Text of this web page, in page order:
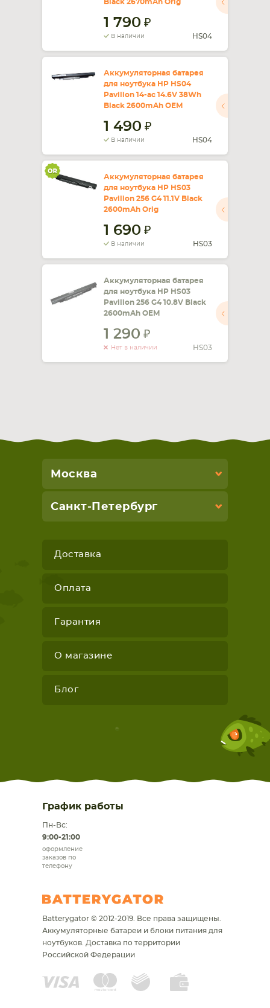
КОМПЛЕКТУЮЩИЕ
Black 2670mAh Orig
1 790
В наличии HS04
Аккумуляторная батарея
для ноутбука HP HS04
Pavilion 14-ac 14.6V 38Wh
Black 2600mAh OEM
1 490
В наличии HS04
Аккумуляторная батарея
для ноутбука HP HS03
Pavilion 256 G4 11.1V Black
2600mAh Orig
1 690
В наличии HS03
Аккумуляторная батарея
для ноутбука HP HS03
Pavilion 256 G4 10.8V Black
2600mAh OEM
1 290
Нет в наличии HS03
Москва
Санкт-Петербург
Доставка
Оплата
Гарантия
О магазине
Блог
График работы
Пн-Вс:
9:00-21:00
оформление
заказов по
телефону
Batterygator © 2012-2019. Все права защищены.
Аккумуляторные батареи и блоки питания для
ноутбуков. Доставка по территории
Российской Федерации